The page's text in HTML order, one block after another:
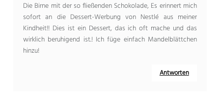
Die Birne mit der so fließenden Schokolade, Es erinnert mich
sofort an die Dessert-Werbung von Nestlé aus meiner
Kindheit!! Dies ist ein Dessert, das ich oft mache und das
wirklich beruhigend ist.! Ich füge einfach Mandelblättchen
hinzu!
Antworten